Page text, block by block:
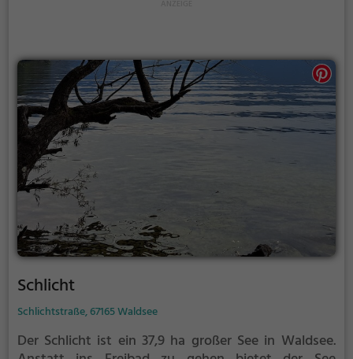
Schlicht
Schlichtstraße, 67165 Waldsee
Der Schlicht ist ein 37,9 ha großer See in Waldsee.